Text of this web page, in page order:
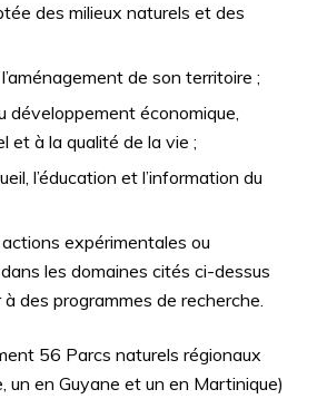
des milieux naturels et des
de son territoire ;
développement économique,
et à la qualité de la vie ;
l’éducation et l’information du
expérimentales ou
les domaines cités ci-dessus
des programmes de recherche.
56 Parcs naturels régionaux
un en Guyane et un en Martinique)